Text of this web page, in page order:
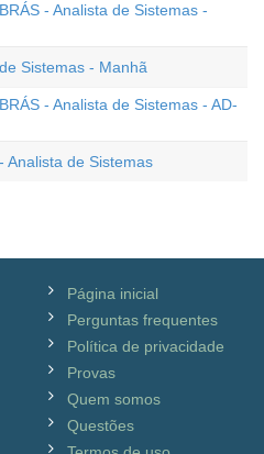
- Analista de Sistemas -
Sistemas - Manhã
- Analista de Sistemas - AD-
Analista de Sistemas
Página inicial
Perguntas frequentes
Política de privacidade
Provas
Quem somos
Questões